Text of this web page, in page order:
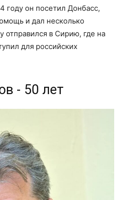
году он посетил Донбасс,
и дал несколько
отправился в Сирию, где на
для российских
- 50 лет